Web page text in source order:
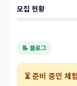
모집 현황
📝 블로그
⏳준비 중인 체